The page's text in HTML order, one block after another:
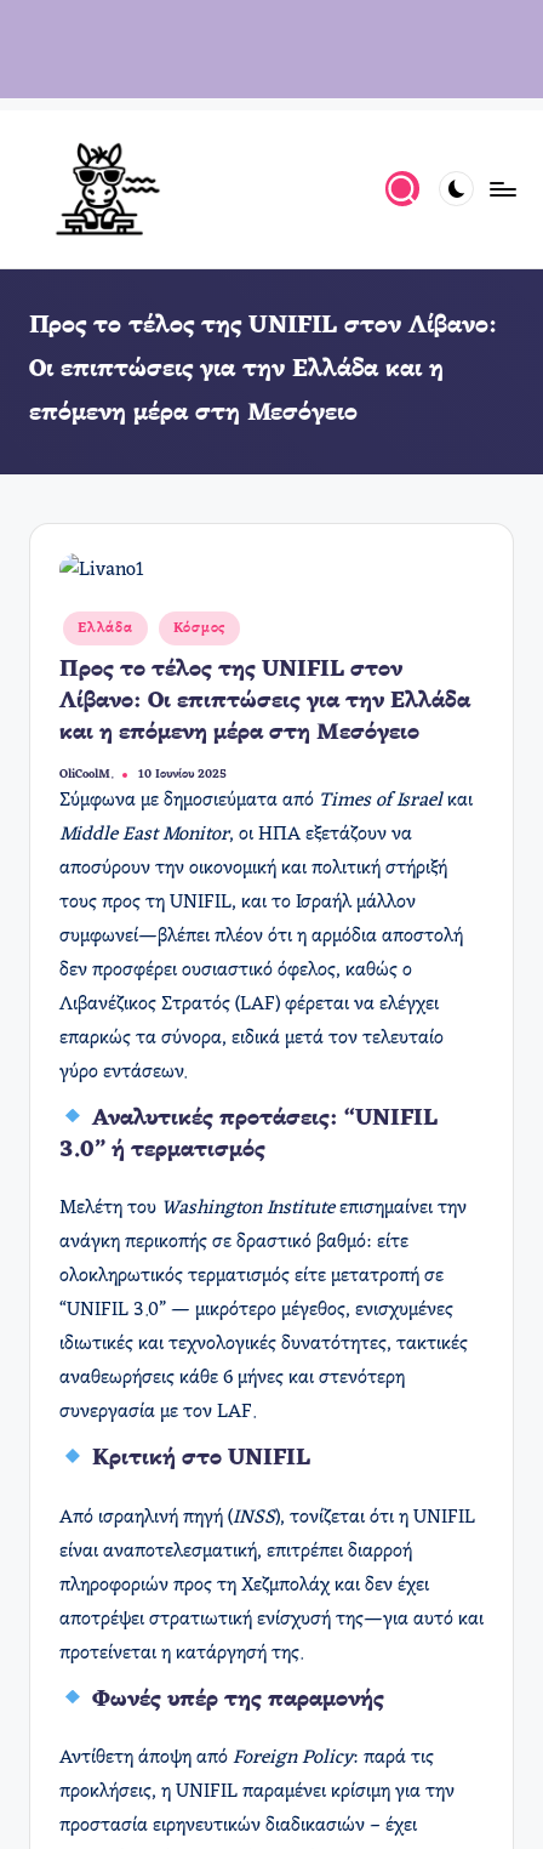
Προς το τέλος της UNIFIL στον Λίβανο:
Οι επιπτώσεις για την Ελλάδα και η
επόμενη μέρα στη Μεσόγειο
Αναρτήθηκε
σε
Ελλάδα Κόσμος
Προς το τέλος της UNIFIL στον
Λίβανο: Οι επιπτώσεις για την Ελλάδα
και η επόμενη μέρα στη Μεσόγειο
Συγγραφέας:
OliCoolM. 10 Ιουνίου 2025
Σύμφωνα με δημοσιεύματα από Times of Israelκαι
Middle East Monitor, οι ΗΠΑ εξετάζουν να
αποσύρουν την οικονομική και πολιτική στήριξή
τους προς τη UNIFIL, και το Ισραήλ μάλλον
συμφωνεί—βλέπει πλέον ότι η αρμόδια αποστολή
δεν προσφέρει ουσιαστικό όφελος, καθώς ο
Λιβανέζικος Στρατός (LAF) φέρεται να ελέγχει
επαρκώς τα σύνορα, ειδικά μετά τον τελευταίο
γύρο εντάσεων.
Αναλυτικές προτάσεις: “UNIFIL
3.0” ή τερματισμός
Μελέτη του Washington Instituteεπισημαίνει την
ανάγκη περικοπής σε δραστικό βαθμό: είτε
ολοκληρωτικός τερματισμός είτε μετατροπή σε
“UNIFIL 3.0” — μικρότερο μέγεθος, ενισχυμένες
ιδιωτικές και τεχνολογικές δυνατότητες, τακτικές
αναθεωρήσεις κάθε 6 μήνες και στενότερη
συνεργασία με τον LAF.
Κριτική στο UNIFIL
Από ισραηλινή πηγή (INSS), τονίζεται ότι η UNIFIL
είναι αναποτελεσματική, επιτρέπει διαρροή
πληροφοριών προς τη Χεζμπολάχ και δεν έχει
αποτρέψει στρατιωτική ενίσχυσή της—για αυτό και
προτείνεται η κατάργησή της.
Φωνές υπέρ της παραμονής
Αντίθετη άποψη από Foreign Policy: παρά τις
προκλήσεις, η UNIFIL παραμένει κρίσιμη για την
προστασία ειρηνευτικών διαδικασιών – έχει